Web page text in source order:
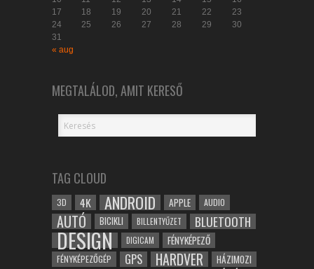
17
18 19 20 21 22
23
24
25 26 27 28 29
30
31
« aug
MEGTALÁLOD, AMIT KERESŐ
TAG CLOUD
3D 4K ANDROID APPLE AUDIO
AUTÓ BICIKLI BILLENTYŰZET BLUETOOTH
DESIGN DIGICAM FÉNYKÉPEZŐ
FÉNYKÉPEZŐGÉP GPS HARDVER HÁZIMOZI